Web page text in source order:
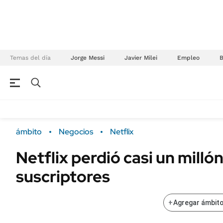
Temas del día Jorge Messi Javier Milei Empleo
Campo
FINANZAS
Sustentabilidad
POLÍTICA
ámbito Negocios Netflix
Netflix perdió casi un
suscriptores
+Agregar